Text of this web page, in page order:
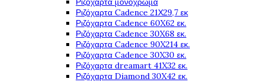
Ριζόχαρτα Cadence 21Χ29,7 εκ
Ριζόχαρτα Cadence 60X62 εκ.
Ριζόχαρτα Cadence 30X68 εκ.
Ριζόχαρτα Cadence 90X214 εκ.
Ριζόχαρτα Cadence 30X30 εκ.
Ριζόχαρτα dreamart 41X32 εκ.
Ριζόχαρτα Diamond 30X42 εκ.